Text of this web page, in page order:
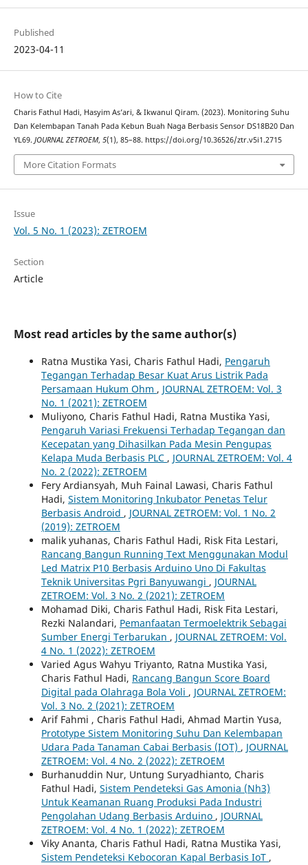
Published
2023-04-11
How to Cite
Charis Fathul Hadi, Hasyim As’ari, & Ikwanul Qiram. (2023). Monitoring Suhu
Dan Kelembapan Tanah Pada Kebun Buah Naga Berbasis Sensor DS18B20 Dan
YL69. JOURNAL ZETROEM, 5(1), 85–88. https://doi.org/10.36526/ztr.v5i1.2715
More Citation Formats
Issue
Vol. 5 No. 1 (2023): ZETROEM
Section
Article
Most read articles by the same author(s)
Ratna Mustika Yasi, Charis Fathul Hadi, Pengaruh
Tegangan Terhadap Besar Kuat Arus Listrik Pada
Persamaan Hukum Ohm , JOURNAL ZETROEM: Vol. 3
No. 1 (2021): ZETROEM
Muliyono, Charis Fathul Hadi, Ratna Mustika Yasi,
Pengaruh Variasi Frekuensi Terhadap Tegangan dan
Kecepatan yang Dihasilkan Pada Mesin Pengupas
Kelapa Muda Berbasis PLC , JOURNAL ZETROEM: Vol. 4
No. 2 (2022): ZETROEM
Fery Ardiansyah, Muh Fainal Lawasi, Charis Fathul
Hadi, Sistem Monitoring Inkubator Penetas Telur
Berbasis Android , JOURNAL ZETROEM: Vol. 1 No. 2
(2019): ZETROEM
malik yuhanas, Charis Fathul Hadi, Risk Fita Lestari,
Rancang Bangun Running Text Menggunakan Modul
Led Matrix P10 Berbasis Arduino Uno Di Fakultas
Teknik Universitas Pgri Banyuwangi , JOURNAL
ZETROEM: Vol. 3 No. 2 (2021): ZETROEM
Mohamad Diki, Charis Fathul Hadi, Risk Fita Lestari,
Rezki Nalandari, Pemanfaatan Termoelektrik Sebagai
Sumber Energi Terbarukan , JOURNAL ZETROEM: Vol.
4 No. 1 (2022): ZETROEM
Varied Agus Wahyu Triyanto, Ratna Mustika Yasi,
Charis Fathul Hadi, Rancang Bangun Score Board
Digital pada Olahraga Bola Voli , JOURNAL ZETROEM:
Vol. 3 No. 2 (2021): ZETROEM
Arif Fahmi , Charis Fathul Hadi, Ahmad Martin Yusa,
Prototype Sistem Monitoring Suhu Dan Kelembapan
Udara Pada Tanaman Cabai Berbasis (IOT) , JOURNAL
ZETROEM: Vol. 4 No. 2 (2022): ZETROEM
Burhanuddin Nur, Untung Suryadhianto, Charis
Fathul Hadi, Sistem Pendeteksi Gas Amonia (Nh3)
Untuk Keamanan Ruang Produksi Pada Industri
Pengolahan Udang Berbasis Arduino , JOURNAL
ZETROEM: Vol. 4 No. 1 (2022): ZETROEM
Viky Ananta, Charis Fathul Hadi, Ratna Mustika Yasi,
Sistem Pendeteksi Kebocoran Kapal Berbasis IoT ,